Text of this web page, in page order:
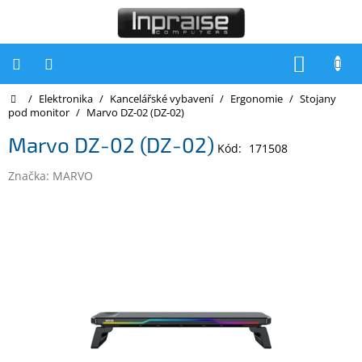
Počítače
Inpraise
Notebooky
Domů
/ Elektronika / Kancelářské vybavení / Ergonomie / Stojany
pod monitor / Marvo DZ-02 (DZ-02)
Marvo DZ-02 (DZ-02) Kód: 171508
Značka: MARVO